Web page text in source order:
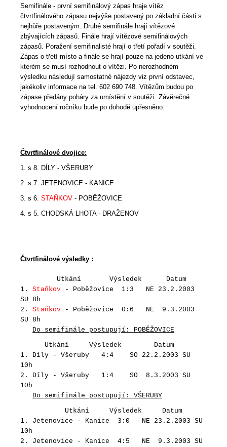
Semifinále - první semifinálový zápas hraje vítěz
čtvrtfinálového zápasu nejvýše postavený po základní části s
nejhůře postaveným. Druhé semifinále hrají vítězové
zbývajících zápasů. Finále hrají vítězové semifinálových
zápasů. Poražení semifinalisté hrají o třetí pořadí v soutěži.
Zápas o třetí místo a finále se hrají pouze na jedeno utkání ve
kterém se musí rozhodnout o vítězi. Po nerozhodném
výsledku následují samostatné nájezdy viz první odstavec,
jakékoliv informace na tel. 602 690 748. Vítězům budou po
zápase předány poháry za umístění v soutěži. Závěrečné
vyhodnocení ročníku bude po dohodě upřesněno.
Čtvrtfinálové dvojice:
1. s 8. DÍLY - VŠERUBY
2. s 7. JETENOVICE - KANICE
3. s 6. STAŇKOV - POBĚŽOVICE
4. s 5. CHODSKÁ LHOTA - DRAŽENOV
Čtvrtfinálové výsledky :
Utkání Výsledek Datum
1. Staňkov - Poběžovice 1:3 NE 23.2.2003
SU 8h
2. Staňkov - Poběžovice 0:6 NE 9.3.2003
SU 8h
Do semifinále postupují: POBĚŽOVICE
Utkání Výsledek Datum
1. Díly - Všeruby 4:4 SO 22.2.2003 SU
10h
2. Díly - Všeruby 1:4 SO 8.3.2003 SU
10h
Do semifinále postupují: VŠERUBY
Utkání Výsledek Datum
1. Jetenovice - Kanice 3:0 NE 23.2.2003 SU
10h
2. Jetenovice - Kanice 4:5 NE 9.3.2003 SU